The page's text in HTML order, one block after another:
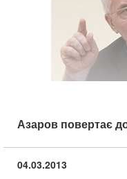
Азаров повертає
04.03.2013